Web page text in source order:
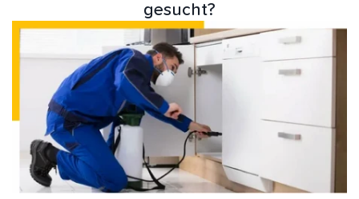
gesucht?